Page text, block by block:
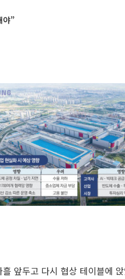
야”
앞두고 다시 협상 테이블에